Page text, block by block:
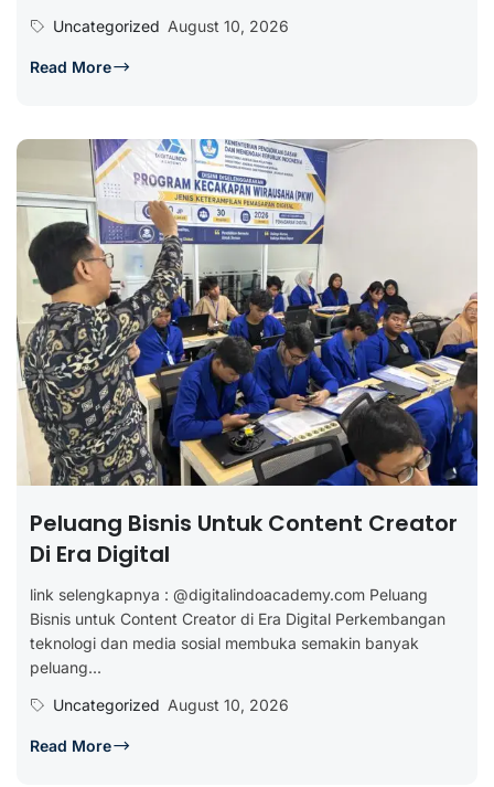
Uncategorized August 10, 2026
Read More
Peluang Bisnis Untuk Content Creator
Di Era Digital
link selengkapnya : @digitalindoacademy.com Peluang
Bisnis untuk Content Creator di Era Digital Perkembangan
teknologi dan media sosial membuka semakin banyak
peluang...
Uncategorized August 10, 2026
Read More